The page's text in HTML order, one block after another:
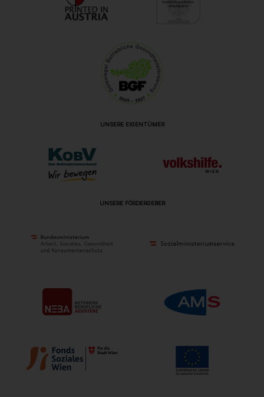
UNSERE EIGENTÜMER
UNSERE FÖRDERGEBER